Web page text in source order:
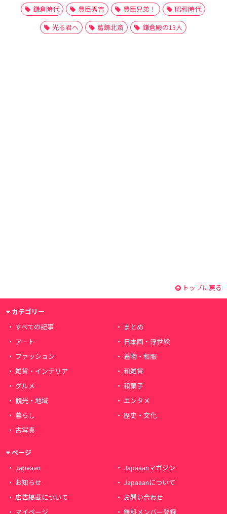
鎌倉時代
豊臣秀吉 豊臣兄弟！
昭和時代
光る君へ
葛飾北斎 鎌倉殿の13人
トップに戻る
カテゴリー
すべての記事
まとめ
アート
日本画・浮世絵
ファッション
着物・和服
雑貨・インテリア
和雑貨
グルメ
和菓子
観光・地域
エンタメ
暮らし
歴史・文化
古写真
ページ
Japaaan
Japaaanマガジン
お知らせ
Japaaanについて
広告掲載について
お問い合わせ
マイページ
無料メンバー登録